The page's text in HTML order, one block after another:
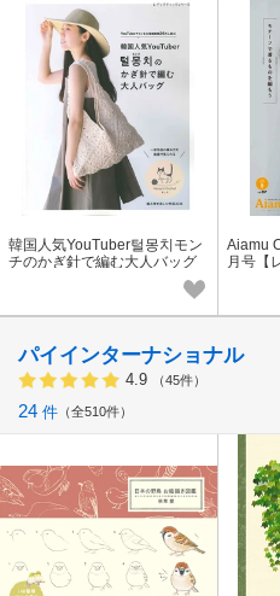
韓国人気YouTuber털몽치モン
チのかぎ針で編む大人バッグ
【ブティック社 出版】【レシ
Aiamu
月号【
パイインターナショナル
4.9 （45件）
24 件 全510件